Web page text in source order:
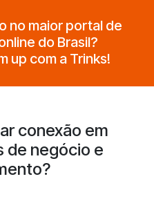
no maior portal de
do Brasil?
up com a Trinks!
conexão em
de negócio e